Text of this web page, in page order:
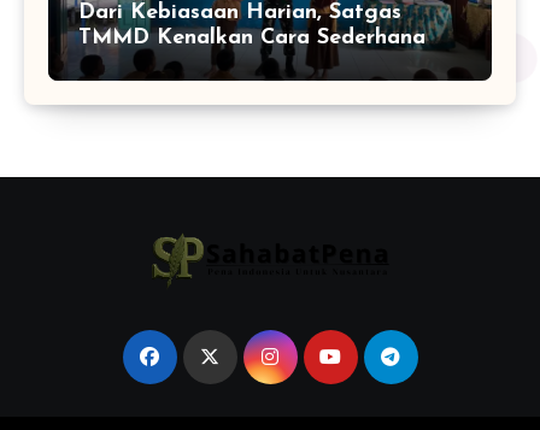
Dari Kebiasaan Harian, Satgas
TMMD Kenalkan Cara Sederhana
Mencegah Penyakit Sejak Dini